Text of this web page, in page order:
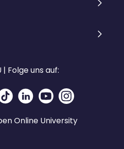
| Folge uns auf:
Online University